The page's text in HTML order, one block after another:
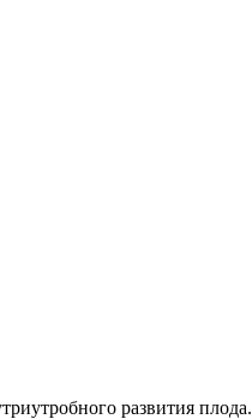
развития плода.